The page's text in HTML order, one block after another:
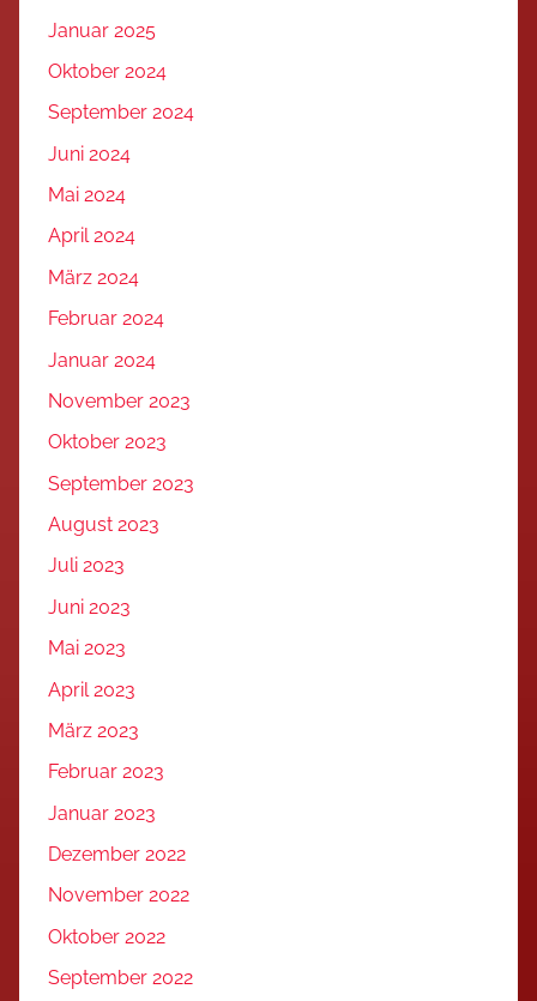
Januar 2025
Oktober 2024
September 2024
Juni 2024
Mai 2024
April 2024
März 2024
Februar 2024
Januar 2024
November 2023
Oktober 2023
September 2023
August 2023
Juli 2023
Juni 2023
Mai 2023
April 2023
März 2023
Februar 2023
Januar 2023
Dezember 2022
November 2022
Oktober 2022
September 2022